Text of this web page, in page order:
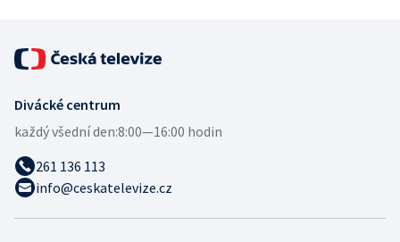
Divácké centrum
každý všední den:8:00—16:00 hodin
261 136 113
info@ceskatelevize.cz